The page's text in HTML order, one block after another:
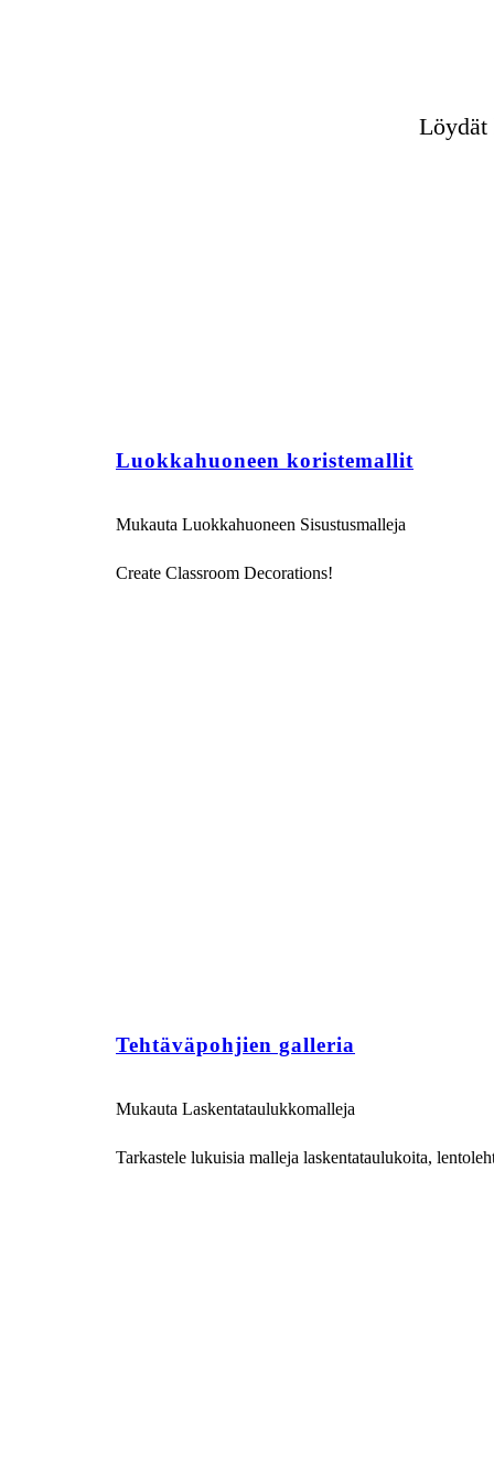
Löydät
Luokkahuoneen koristemallit
Mukauta Luokkahuoneen Sisustusmalleja
Create Classroom Decorations!
Tehtäväpohjien galleria
Mukauta Laskentataulukkomalleja
Tarkastele lukuisia malleja laskentataulukoita,